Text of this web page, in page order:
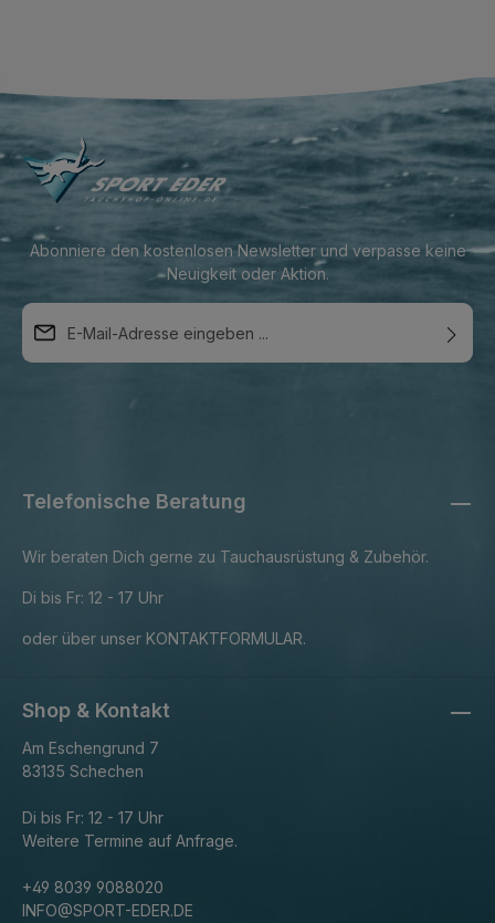
Abonniere den kostenlosen Newsletter und verpasse keine
Neuigkeit oder Aktion.
E-Mail-Adresse*
Shop & Kontakt
Am Eschengrund 7
83135 Schechen
Di bis Fr: 12 - 17 Uhr
Weitere Termine auf Anfrage.
+49 8039 9088020
INFO@SPORT-EDER.DE
Telefonische Beratung
Wir beraten Dich gerne zu Tauchausrüstung & Zubehör.
Di bis Fr: 12 - 17 Uhr
oder über unser KONTAKTFORMULAR.